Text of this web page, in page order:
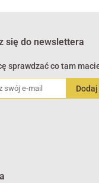
się do newslettera
sprawdzać co tam